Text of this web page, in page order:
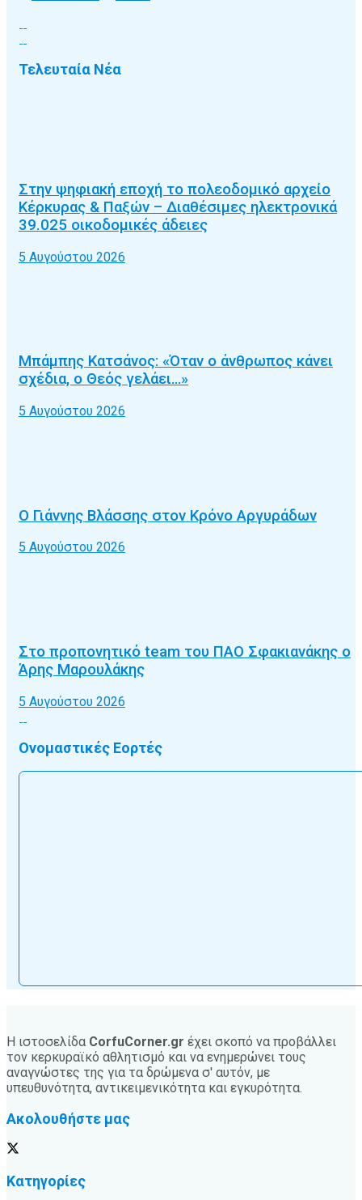
Τελευταία Νέα
Στην ψηφιακή εποχή το πολεοδομικό αρχείο
Κέρκυρας & Παξών – Διαθέσιμες ηλεκτρονικά
39.025 οικοδομικές άδειες
5 Αυγούστου 2026
Μπάμπης Κατσάνος: «Όταν ο άνθρωπος κάνει
σχέδια, ο Θεός γελάει…»
5 Αυγούστου 2026
Ο Γιάννης Βλάσσης στον Κρόνο Αργυράδων
5 Αυγούστου 2026
Στο προπονητικό team του ΠΑΟ Σφακιανάκης ο
Άρης Μαρουλάκης
5 Αυγούστου 2026
Ονομαστικές Εορτές
Η ιστοσελίδα CorfuCorner.gr έχει σκοπό να προβάλλει
τον κερκυραϊκό αθλητισμό και να ενημερώνει τους
αναγνώστες της για τα δρώμενα σ' αυτόν, με
υπευθυνότητα, αντικειμενικότητα και εγκυρότητα.
Ακολουθήστε μας
Κατηγορίες